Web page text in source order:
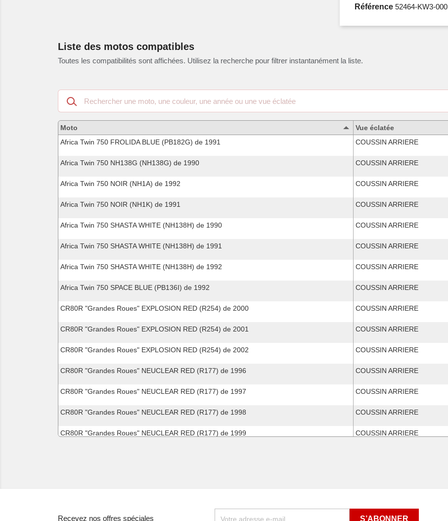
Référence 52464-KW3-000
Liste des motos compatibles
Toutes les compatibilités sont affichées. Utilisez la recherche pour filtrer instantanément la liste.
Recherche
dans
les
motos
compatibles
Moto Vue éclatée
Africa Twin 750 FROLIDA BLUE (PB182G) de 1991
COUSSIN ARRIERE
Africa Twin 750 NH138G (NH138G) de 1990 COUSSIN ARRIERE
Africa Twin 750 NOIR (NH1A) de 1992 COUSSIN ARRIERE
Africa Twin 750 NOIR (NH1K) de 1991 COUSSIN ARRIERE
Africa Twin 750 SHASTA WHITE (NH138H) de 1990 COUSSIN ARRIERE
Africa Twin 750 SHASTA WHITE (NH138H) de 1991 COUSSIN ARRIERE
Africa Twin 750 SHASTA WHITE (NH138H) de 1992 COUSSIN ARRIERE
Africa Twin 750 SPACE BLUE (PB136I) de 1992 COUSSIN ARRIERE
CR80R "Grandes Roues" EXPLOSION RED (R254) de 2000 COUSSIN ARRIERE
CR80R "Grandes Roues" EXPLOSION RED (R254) de 2001 COUSSIN ARRIERE
CR80R "Grandes Roues" EXPLOSION RED (R254) de 2002 COUSSIN ARRIERE
CR80R "Grandes Roues" NEUCLEAR RED (R177) de 1996 COUSSIN ARRIERE
CR80R "Grandes Roues" NEUCLEAR RED (R177) de 1997 COUSSIN ARRIERE
CR80R "Grandes Roues" NEUCLEAR RED (R177) de 1998 COUSSIN ARRIERE
CR80R "Grandes Roues" NEUCLEAR RED (R177) de 1999 COUSSIN ARRIERE
CR80R NEUCLEAR RED (R177) de 1996 COUSSIN ARRIERE
Recevez nos offres spéciales